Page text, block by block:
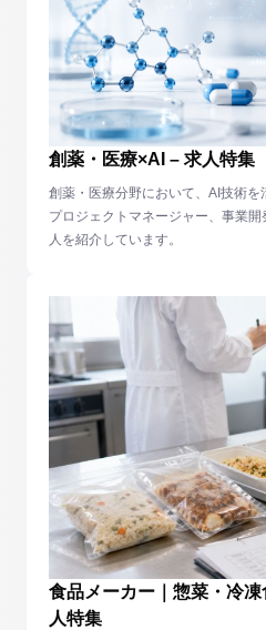
創薬・医療×AI – 求人特集
創薬・医療分野において、AI技術を
プロジェクトマネージャー、事業
人を紹介しています。
食品メーカー｜惣菜・冷
人特集